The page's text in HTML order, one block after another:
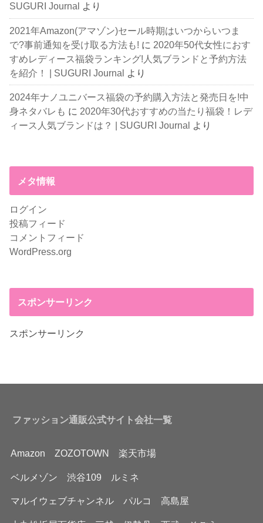
SUGURI Journal
より
2021年Amazon(アマゾン)セール時期はいつからいつま
で?事前通知を受け取る方法も! に 2020年50代女性におす
すめレディース福袋ランキング!人気ブランドと予約方法
を紹介！ | SUGURI Journal より
2024年ナノユニバース福袋の予約購入方法と発売日を!中
身ネタバレも に 2020年30代おすすめの当たり福袋！レデ
ィース人気ブランドは？ | SUGURI Journal
より
メタ情報
ログイン
投稿フィード
コメントフィード
WordPress.org
スポンサーリンク
スポンサーリンク
ファッション通販公式サイト会社一覧
Amazon ZOZOTOWN 楽天市場
ベルメゾン 渋谷109 ルミネ
マルイウェブチャンネル パルコ 高島屋